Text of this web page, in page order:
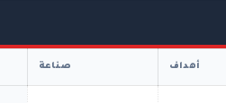
أهداف صناعة